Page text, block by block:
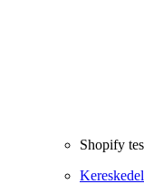
Shopify